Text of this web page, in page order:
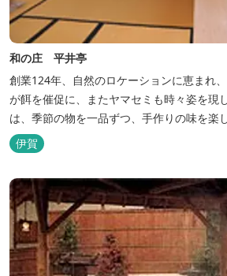
和の庄 平井亭
創業124年、自然のロケーションに恵まれ
が餌を催促に、またヤマセミも時々姿を現
は、季節の物を一品ずつ、手作りの味を楽
（宿泊一日一組）
伊賀